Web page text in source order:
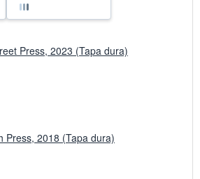
Press, 2023 (Tapa dura)
Press, 2018 (Tapa dura)